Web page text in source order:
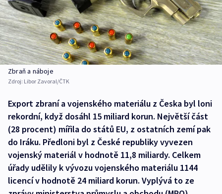
Zbraň a náboje
Zdroj: Libor Zavoral/ČTK
Export zbraní a vojenského materiálu z Česka byl loni
rekordní, když dosáhl 15 miliard korun. Největší část
(28 procent) mířila do států EU, z ostatních zemí pak
do Iráku. Předloni byl z České republiky vyvezen
vojenský materiál v hodnotě 11,8 miliardy. Celkem
úřady udělily k vývozu vojenského materiálu 1144
licencí v hodnotě 24 miliard korun. Vyplývá to ze